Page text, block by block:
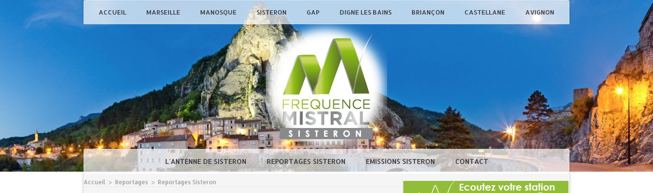
ACCUEIL MARSEILLE MANOSQUE SISTERON GAP DIGNE LES BAINS BRIANÇON CASTELLANE AVIGNON
L'ANTENNE DE SISTERON REPORTAGES SISTERON EMISSIONS SISTERON CONTACT
Accueil > Reportages > Reportages Sisteron